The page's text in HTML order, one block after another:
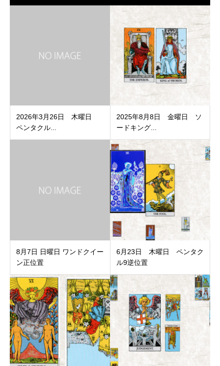
2026年3月26日 木曜日
ペンタクル...
2025年8月8日 金曜日 ソ
ードキング...
8月7日 日曜日 ワンドクイー
ン正位置
6月23日 木曜日 ペンタク
ル9逆位置